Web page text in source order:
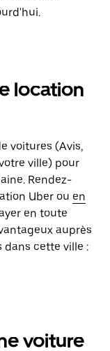
location
voitures (Avis,
ville) pour
Rendez-
Uber ou en
en toute
auprès
dans cette ville :
voiture